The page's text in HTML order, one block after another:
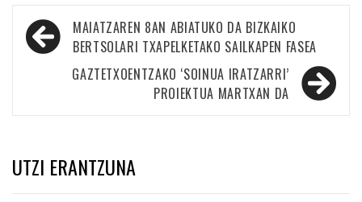
Bidalketetan
zehar
nabigatu
MAIATZAREN 8AN ABIATUKO DA BIZKAIKO
BERTSOLARI TXAPELKETAKO SAILKAPEN FASEA
GAZTETXOENTZAKO ‘SOINUA IRATZARRI’
PROIEKTUA MARTXAN DA
UTZI ERANTZUNA